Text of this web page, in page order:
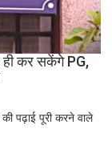
ही कर सकेंगे PG,
पढ़ाई पूरी करने वाले